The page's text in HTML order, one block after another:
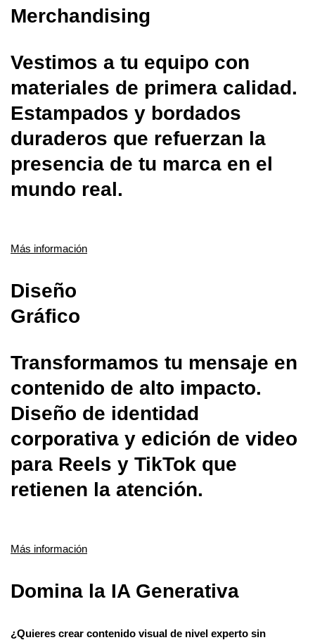
Merchandising
Vestimos a tu equipo con
materiales de primera calidad.
Estampados y bordados
duraderos que refuerzan la
presencia de tu marca en el
mundo real.
Más información
Diseño
Gráfico
Transformamos tu mensaje en
contenido de alto impacto.
Diseño de identidad
corporativa y edición de video
para Reels y TikTok que
retienen la atención.
Más información
Domina la IA Generativa
¿Quieres crear contenido visual de nivel experto sin